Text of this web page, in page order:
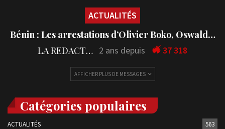
ACTUALITÉS
Bénin : Les arrestations d’Olivier Boko, Oswald…
LA REDACTION 2 ans depuis 37 318
AFFICHER PLUS DE MESSAGES
Catégories populaires
ACTUALITÉS 563